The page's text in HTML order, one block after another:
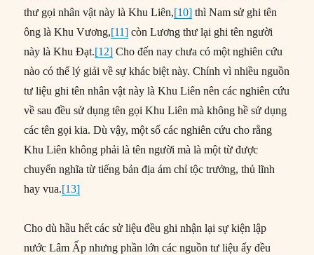
thư gọi nhân vật này là Khu Liên,[10] thì Nam sử ghi tên
ông là Khu Vương,[11] còn Lương thư lại ghi tên người
này là Khu Đạt.[12] Cho đến nay chưa có một nghiên cứu
nào có thể lý giải về sự khác biệt này. Chính vì nhiều nguồn
tư liệu ghi tên nhân vật này là Khu Liên nên các nghiên cứu
về sau đều sử dụng tên gọi Khu Liên mà không hề sử dụng
các tên gọi kia. Dù vậy, một số các nghiên cứu cho rằng
Khu Liên không phải là tên người mà là một từ được
chuyển nghĩa từ tiếng bản địa ám chỉ tộc trưởng, thủ lĩnh
hay vua.[13]
Cho dù hầu hết các sử liệu đều ghi nhận lại sự kiện lập
nước Lâm Ấp nhưng phần lớn các nguồn tư liệu ấy đều